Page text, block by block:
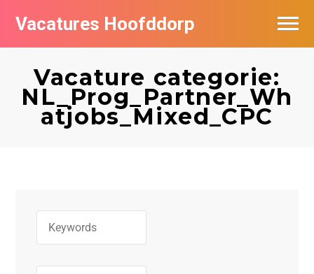
Vacatures Hoofddorp
Vacature categorie:
NL_Prog_Partner_Wh
atjobs_Mixed_CPC
Vacatures per bedrijf in Hoofddorp